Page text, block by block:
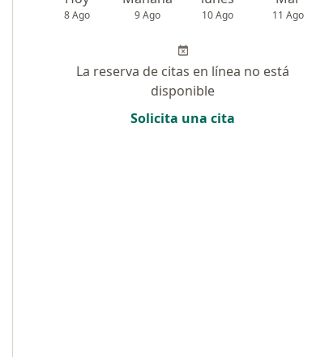
8 Ago 9 Ago 10 Ago 11 Ago
La reserva de citas en línea no está
disponible
Solicita una cita